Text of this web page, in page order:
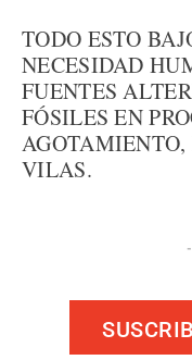
TODO ESTO
NECESIDAD
FUENTES
FÓSILES EN
VILAS.